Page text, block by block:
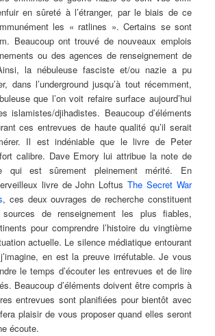
en sûreté à l’étranger, par le biais de ce
les « ratlines ». Certains se sont
Beaucoup ont trouvé de nouveaux emplois
ou des agences de renseignement de
la nébuleuse fasciste et/ou nazie a pu
dans l’underground jusqu’à tout récemment,
que l’on voit refaire surface aujourd’hui
islamistes/djihadistes. Beaucoup d’éléments
ces entrevues de haute qualité qu’il serait
Il est indéniable que le livre de Peter
calibre. Dave Emory lui attribue la note de
qui est sûrement pleinement mérité. En
livre de John LoftusThe Secret War
, ces deux ouvrages de recherche constituent
de renseignement les plus fiables,
pour comprendre l’histoire du vingtième
actuelle. Le silence médiatique entourant
en est la preuve irréfutable. Je vous
le temps d’écouter les entrevues et de lire
Beaucoup d’éléments doivent être compris à
entrevues sont planifiées pour bientôt avec
fera plaisir de vous proposer quand elles seront
écoute.